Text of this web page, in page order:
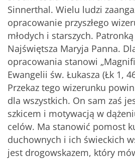
Sinnerthal. Wielu ludzi
opracowanie przyszłego
młodych i starszych.
Najświętsza Maryja Panna.
opracowania stanowi
Ewangelii św. Łukasza (Łk 1,
Przekaz tego wizerunku
dla wszystkich. On sam zaś
szkicem i motywacją w
celów. Ma stanowić pomost
duchownych i ich świeckich
jest drogowskazem, który